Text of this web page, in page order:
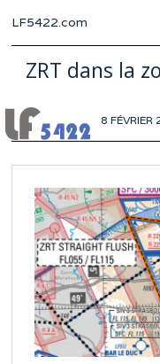
LF5422.com
ZRT dans la
POSTED
8 FÉVRIER